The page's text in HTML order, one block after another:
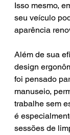
Isso mesmo,
seu veículo
aparência
Além de sua
design
foi pensado
manuseio,
trabalhe sem
é
sessões de